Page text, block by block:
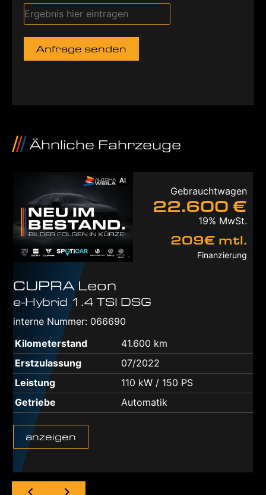
Anfrage senden
Ähnliche Fahrzeuge
AI
Gebrauchtwagen
22.600 €
19% MwSt.
209€ mtl.
Finanzierung
CUPRA Leon
e-Hybrid 1.4 TSI DSG
interne Nummer: 066690
Kilometerstand
41.600 km
Erstzulassung
07/2022
Leistung
110 kW / 150 PS
Getriebe
Automatik
anzeigen